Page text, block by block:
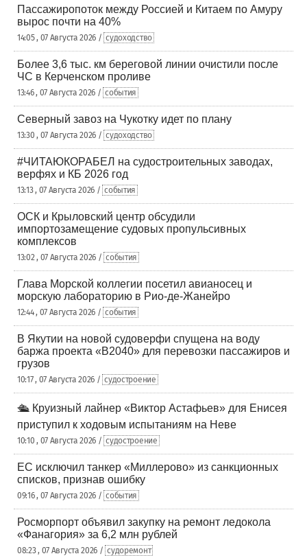
Пассажиропоток между Россией и Китаем по Амуру
вырос почти на 40%
14:05 , 07 Августа 2026 / судоходство
Более 3,6 тыс. км береговой линии очистили после
ЧС в Керченском проливе
13:46 , 07 Августа 2026 / события
Северный завоз на Чукотку идет по плану
13:30 , 07 Августа 2026 / судоходство
#ЧИТАЮКОРАБЕЛ на судостроительных заводах,
верфях и КБ 2026 год
13:13 , 07 Августа 2026 / события
ОСК и Крыловский центр обсудили
импортозамещение судовых пропульсивных
комплексов
13:02 , 07 Августа 2026 / события
Глава Морской коллегии посетил авианосец и
морскую лабораторию в Рио-де-Жанейро
12:44 , 07 Августа 2026 / события
В Якутии на новой судоверфи спущена на воду
баржа проекта «В2040» для перевозки пассажиров и
грузов
10:17 , 07 Августа 2026 / судостроение
🛳️ Круизный лайнер «Виктор Астафьев» для Енисея
приступил к ходовым испытаниям на Неве
10:10 , 07 Августа 2026 / судостроение
ЕС исключил танкер «Миллерово» из санкционных
списков, признав ошибку
09:16 , 07 Августа 2026 / события
Росморпорт объявил закупку на ремонт ледокола
«Фанагория» за 6,2 млн рублей
08:23 , 07 Августа 2026 / судоремонт